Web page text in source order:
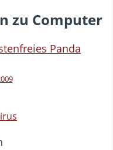
zu Computer